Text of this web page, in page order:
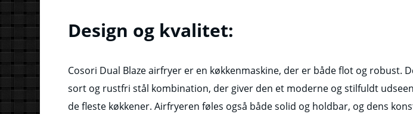
Design og kvalitet:
Cosori Dual Blaze airfryer er en køkkenmaskine, der er både flot og robust.
sort og rustfri stål kombination, der giver den et moderne og stilfuldt
de fleste køkkener. Airfryeren føles også både solid og holdbar, og dens